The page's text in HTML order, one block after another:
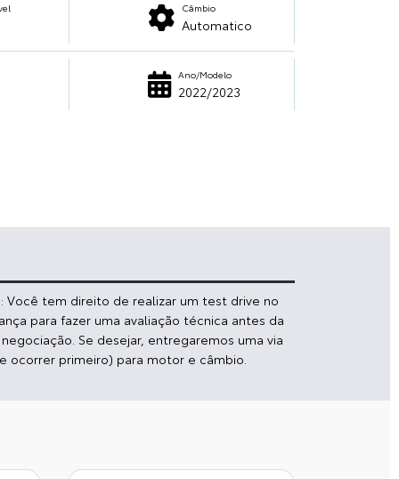
Câmbio
Automatico
Ano/Modelo
2022/2023
Você tem direito de realizar um test drive no
para fazer uma avaliação técnica antes da
Se desejar, entregaremos uma via
ocorrer primeiro) para motor e câmbio.